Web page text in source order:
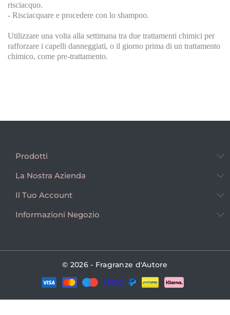
risciacquo.
- Risciacquare e procedere con lo shampoo.
Utilizzare una volta alla settimana tra due trattamenti chimici per
rafforzare i capelli danneggiati, o il giorno prima di un trattamento
chimico, come pre-trattamento.
Prodotti
La Nostra Azienda
Il Tuo Account
Informazioni Negozio
© 2026 - Fragranze d'Autore